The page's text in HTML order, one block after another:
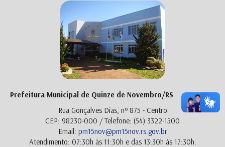
Prefeitura Municipal de Quinze de Novembro/RS
Rua Gonçalves Dias, nº 875 - Centro
CEP: 98230-000 / Telefone: (54) 3322-1500
Email: pm15nov@pm15nov.rs.gov.br
Atendimento: 07:30h às 11:30h e das 13:30h às 17:30h.